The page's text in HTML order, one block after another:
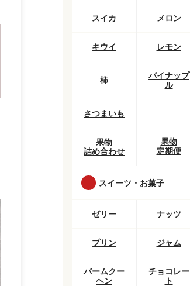
スイカ メロン
キウイ レモン
柿
パイナップ
ル
さつまいも
果物
詰め合わせ
果物
定期便
スイーツ・お菓子
ゼリー ナッツ
プリン ジャム
バームクー
ヘン
チョコレー
ト